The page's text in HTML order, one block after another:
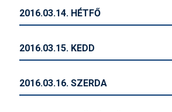
2016.03.14. HÉTFŐ
2016.03.15. KEDD
2016.03.16. SZERDA